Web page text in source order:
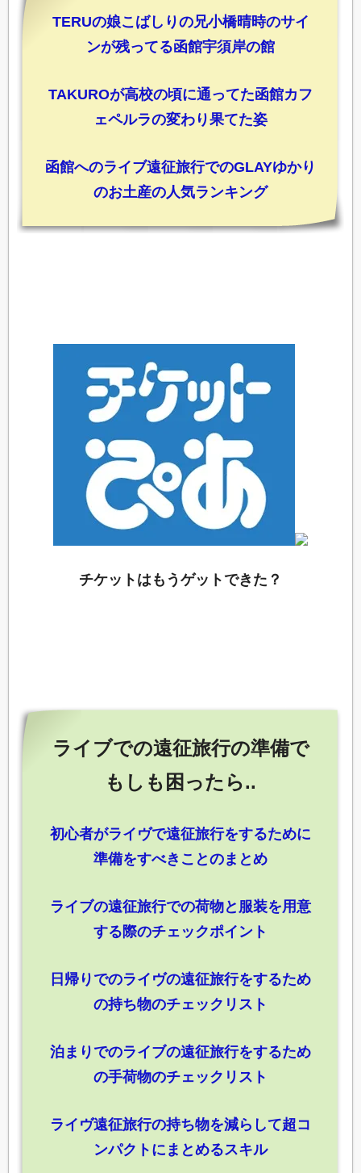
TERUの娘こばしりの兄小橋晴時のサイ
ンが残ってる函館宇須岸の館
TAKUROが高校の頃に通ってた函館カフ
ェペルラの変わり果てた姿
函館へのライブ遠征旅行でのGLAYゆかり
のお土産の人気ランキング
チケットはもうゲットできた？
ライブでの遠征旅行の準備で
もしも困ったら..
初心者がライヴで遠征旅行をするために
準備をすべきことのまとめ
ライブの遠征旅行での荷物と服装を用意
する際のチェックポイント
日帰りでのライヴの遠征旅行をするため
の持ち物のチェックリスト
泊まりでのライブの遠征旅行をするため
の手荷物のチェックリスト
ライヴ遠征旅行の持ち物を減らして超コ
ンパクトにまとめるスキル